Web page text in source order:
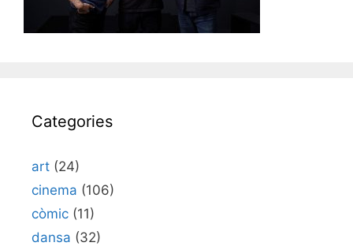
Categories
art (24)
cinema (106)
còmic (11)
dansa (32)